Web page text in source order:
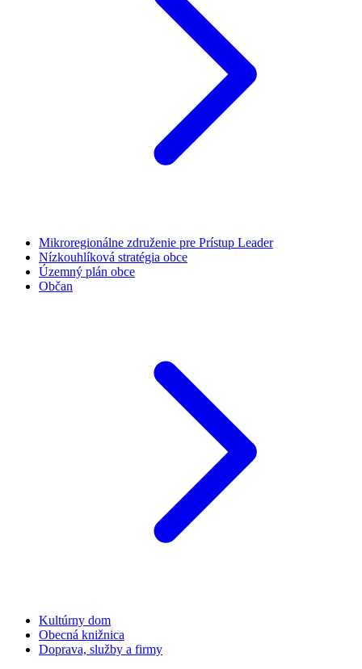
Mikroregionálne združenie pre Prístup Leader
Nízkouhlíková stratégia obce
Územný plán obce
Občan
Kultúrny dom
Obecná knižnica
Doprava, služby a firmy